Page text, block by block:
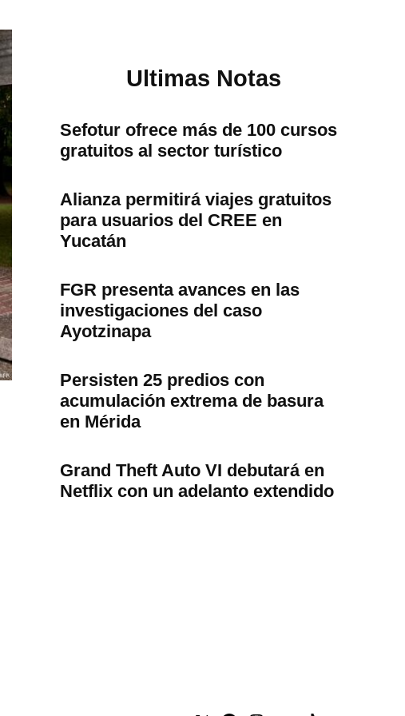
Ultimas Notas
Sefotur ofrece más de 100 cursos
gratuitos al sector turístico
Alianza permitirá viajes gratuitos
para usuarios del CREE en
Yucatán
FGR presenta avances en las
investigaciones del caso
Ayotzinapa
Persisten 25 predios con
acumulación extrema de basura
en Mérida
Grand Theft Auto VI debutará en
Netflix con un adelanto extendido